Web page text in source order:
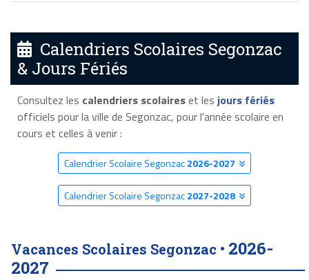
Calendriers Scolaires Segonzac
& Jours Fériés
Consultez les calendriers scolaireset les jours fériés
officiels pour la ville de Segonzac, pour l'année scolaire en
cours et celles à venir :
Calendrier Scolaire Segonzac2026-2027
Calendrier Scolaire Segonzac2027-2028
Vacances Scolaires Segonzac • 2026-
2027